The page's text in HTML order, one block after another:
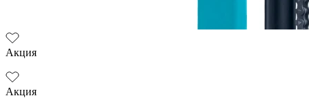
Акция
Акция